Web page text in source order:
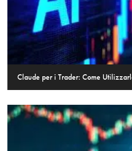
Claude per i Trader: Come